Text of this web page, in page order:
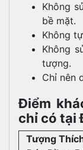
Không
bề mặt.
Không
Không
tượng.
Chỉ nên
Điểm
chỉ có tại
Tượng